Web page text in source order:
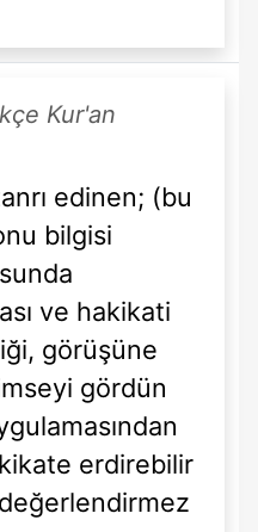
Kur'an
edinen; (bu
bilgisi
ve hakikati
görüşüne
gördün
erdirebilir